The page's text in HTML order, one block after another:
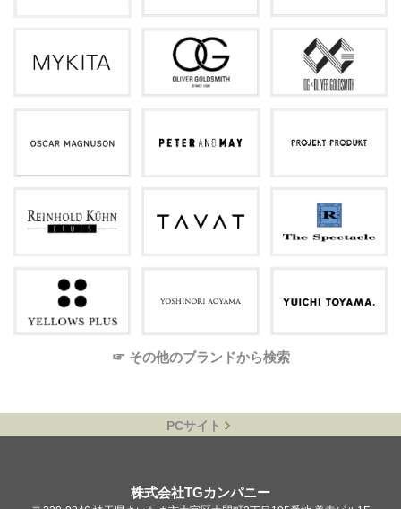
☞ その他のブランドから検索
PCサイト
株式会社TGカンパニー